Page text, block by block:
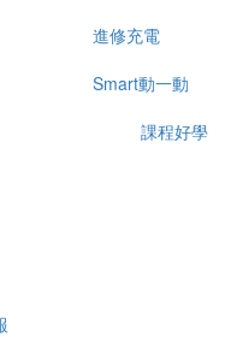
進修充電
Smart動一動
課程好學